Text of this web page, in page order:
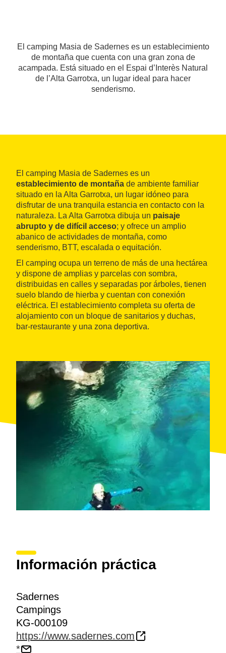
El camping Masia de Sadernes es un establecimiento
de montaña que cuenta con una gran zona de
acampada. Está situado en el Espai d’Interès Natural
de l’Alta Garrotxa, un lugar ideal para hacer
senderismo.
El camping Masia de Sadernes es un
establecimiento de montaña de ambiente familiar
situado en la Alta Garrotxa, un lugar idóneo para
disfrutar de una tranquila estancia en contacto con la
naturaleza. La Alta Garrotxa dibuja un paisaje
abrupto y de difícil acceso; y ofrece un amplio
abanico de actividades de montaña, como
senderismo, BTT, escalada o equitación.
El camping ocupa un terreno de más de una hectárea
y dispone de amplias y parcelas con sombra,
distribuidas en calles y separadas por árboles, tienen
suelo blando de hierba y cuentan con conexión
eléctrica. El establecimiento completa su oferta de
alojamiento con un bloque de sanitarios y duchas,
bar-restaurante y una zona deportiva.
Información práctica
Sadernes
Campings
KG-000109
https://www.sadernes.com
*